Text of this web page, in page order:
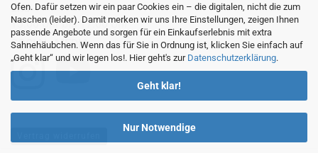
Ofen. Dafür setzen wir ein paar Cookies ein – die digitalen, nicht die zum
Naschen (leider). Damit merken wir uns Ihre Einstellungen, zeigen Ihnen
passende Angebote und sorgen für ein Einkaufserlebnis mit extra
Sahnehäubchen. Wenn das für Sie in Ordnung ist, klicken Sie einfach auf
„Geht klar“ und wir legen los!. Hier geht's zur Datenschutzerklärung.
Geht klar!
Nur Notwendige
und
13.00 Uhr bis 17.00 Uhr
SOCIAL-MEDIA